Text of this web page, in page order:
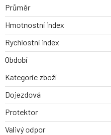
Průměr
Hmotnostní index
Rychlostní index
Období
Kategorie zboží
Dojezdová
Protektor
Valivý odpor